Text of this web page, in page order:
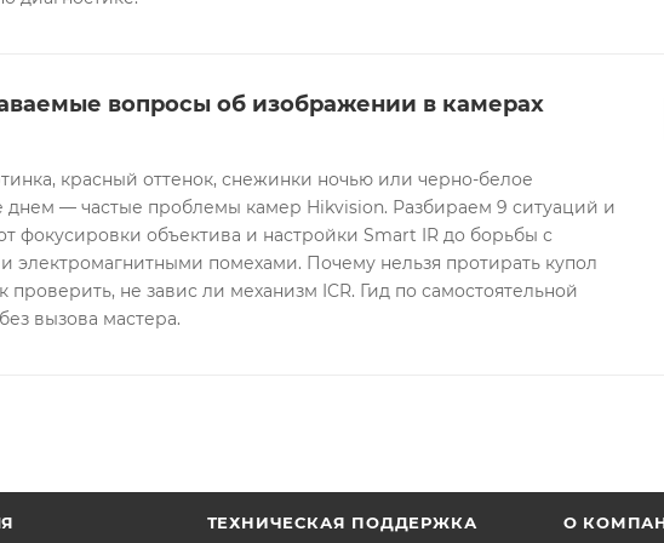
вопросы об изображении в камерах
красный оттенок, снежинки ночью или черно-белое
днем — частые проблемы камер Hikvision. Разбираем 9 ситуаций и
фокусировки объектива и настройки Smart IR до борьбы с
электромагнитными помехами. Почему нельзя протирать купол
проверить, не завис ли механизм ICR. Гид по самостоятельной
вызова мастера.
ТЕХНИЧЕСКАЯ ПОДДЕРЖКА О